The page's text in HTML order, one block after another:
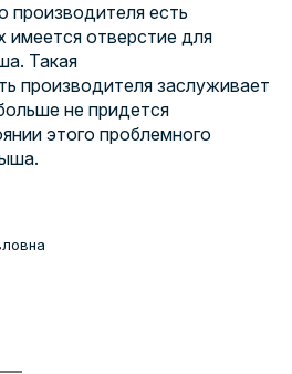
производителя есть
имеется отверстие для
Такая
производителя заслуживает
не придется
этого проблемного